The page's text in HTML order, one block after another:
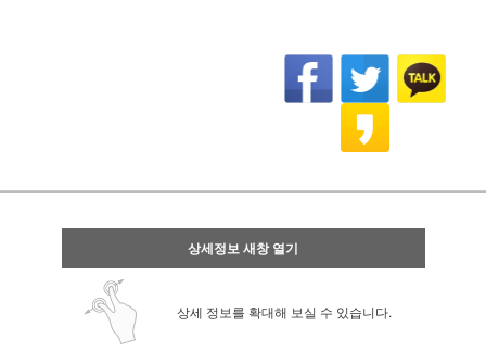
상세정보 새창 열기
상세 정보를 확대해 보실 수 있습니다.